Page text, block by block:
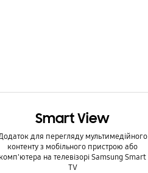
Smart View
для перегляду мультимедійного
контенту з мобільного пристрою або
комп'ютера на телевізорі Samsung Smart
TV